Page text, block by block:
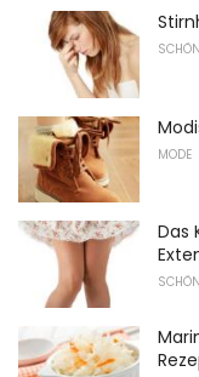
MODE
Das